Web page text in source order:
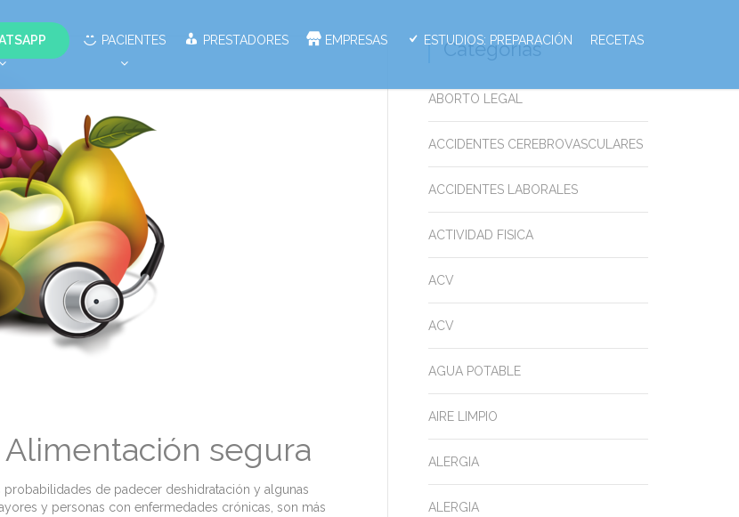
PACIENTES PRESTADORES EMPRESAS ESTUDIOS: PREPARACIÓN RECETAS
segura
probabilidades de padecer deshidratación y algunas
y personas con enfermedades crónicas, son más
Categorias
ABORTO LEGAL
ACCIDENTES CEREBROVASCULARES
ACCIDENTES LABORALES
ACTIVIDAD FISICA
ACV
ACV
AGUA POTABLE
AIRE LIMPIO
ALERGIA
ALERGIA